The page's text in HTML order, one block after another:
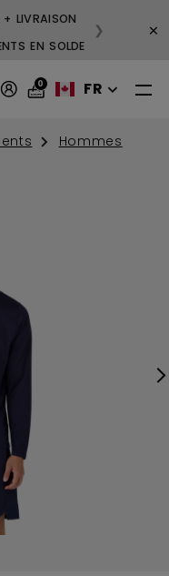
LIVRAISON
EN SOLDE
❯ ×
0 FR
Hommes